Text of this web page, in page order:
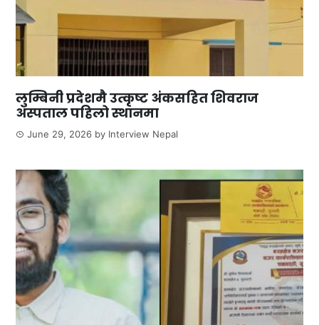
लुम्बिनी प्रदेशमै उत्कृष्ट अंकसहित शिवराज
अस्पताल पहिलो स्थानमा
June 29, 2026 by Interview Nepal